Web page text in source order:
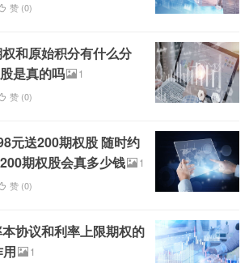
赞 (0)
和原始积分有什么分
是真的吗
1
赞 (0)
元送200期权股 随时约
期权股会真多少钱
1
赞 (0)
协议和利率上限期权的
1